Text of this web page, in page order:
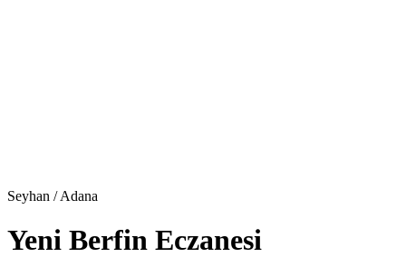
Seyhan /Adana
Yeni Berfin Eczanesi